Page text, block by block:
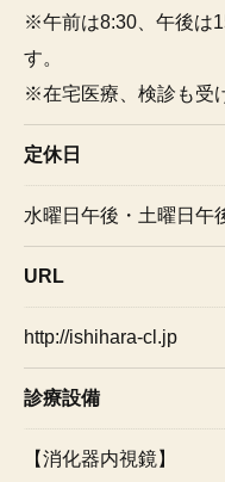
※午前は8:30、午後は
す。
※在宅医療、検診も受
定休日
水曜日午後・土曜日午
URL
http://ishihara-cl.jp
診療設備
【消化器内視鏡】